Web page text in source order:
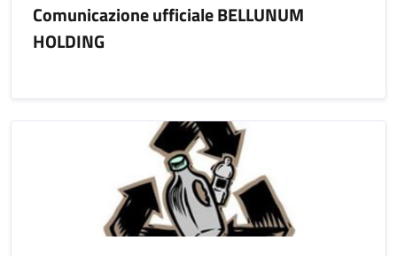
Comunicazione ufficiale BELLUNUM
HOLDING